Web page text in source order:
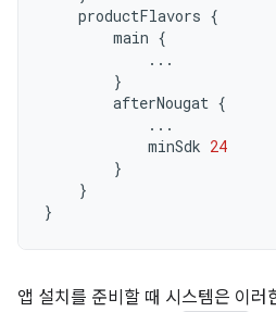
productFlavors {
main {
...
}
afterNougat {
...
minSdk 24
}
}
}
앱 설치를 준비할 때 시스템은 이러